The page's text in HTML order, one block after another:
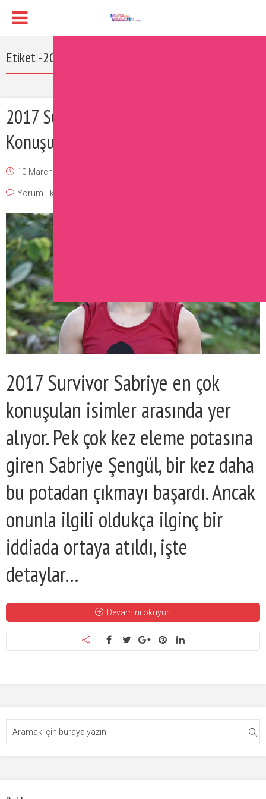
Etiket -2017 survivor yarışmacıları
2017 Survivor Sabriye Çok
Konuşulacak
10 March 2017
Yorum Ekle
2017 Survivor Sabriye en çok
konuşulan isimler arasında yer
alıyor. Pek çok kez eleme potasına
giren Sabriye Şengül, bir kez daha
bu potadan çıkmayı başardı. Ancak
onunla ilgili oldukça ilginç bir
iddiada ortaya atıldı, işte
detaylar…
Devamını okuyun